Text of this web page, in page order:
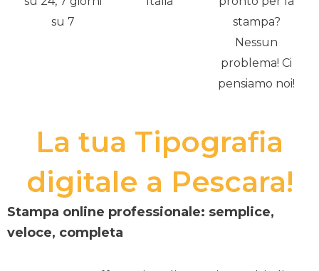
su 7
stampa?
Nessun
problema! Ci
pensiamo noi!
La tua Tipografia
digitale a Pescara!
Stampa online professionale: semplice,
veloce, completa